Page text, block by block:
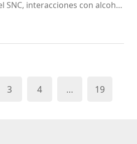
SNC, interacciones con alcohol
3 4 … 19